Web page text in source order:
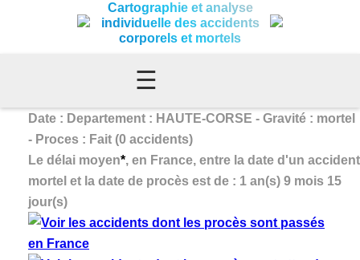
Cartographie et analyse
individuelle des accidents
corporels et mortels
☰
Date : Departement : HAUTE-CORSE - Gravité : mortel
- Proces : Fait (0 accidents)
Le délai moyen*, en France, entre la date d'un accident
mortel et la date de procès est de : 1 an(s) 9 mois 15
jour(s)